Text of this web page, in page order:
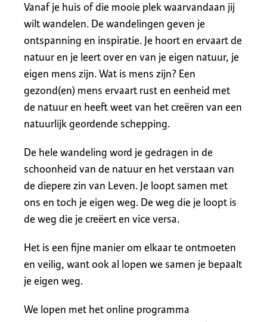
Vanaf je huis of die mooie plek waarvandaan jij
wilt wandelen. De wandelingen geven je
ontspanning en inspiratie. Je hoort en ervaart de
natuur en je leert over en van je eigen natuur, je
eigen mens zijn. Wat is mens zijn? Een
gezond(en) mens ervaart rust en eenheid met
de natuur en heeft weet van het creëren van een
natuurlijk geordende schepping.
De hele wandeling word je gedragen in de
schoonheid van de natuur en het verstaan van
de diepere zin van Leven. Je loopt samen met
ons en toch je eigen weg. De weg die je loopt is
de weg die je creëert en vice versa.
Het is een fijne manier om elkaar te ontmoeten
en veilig, want ook al lopen we samen je bepaalt
je eigen weg.
We lopen met het online programma